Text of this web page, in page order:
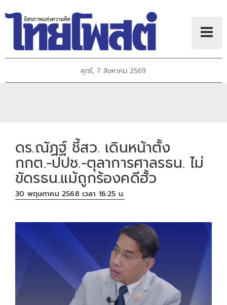
ศุกร์, 7 สิงหาคม 2569
ดร.ณัฏฐ์ ชี้สว. เดินหน้าตั้ง
กกต.-ปปช.-ตุลาการศาลรธน. ไม่
ขัดรธน.แม้ถูกร้องคดีฮั้ว
30 พฤษภาคม 2568 เวลา 16:25 น.